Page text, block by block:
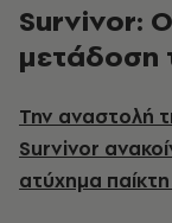
Survivor: Ο
μετάδοση
Την αναστολή
Survivor
ατύχημα